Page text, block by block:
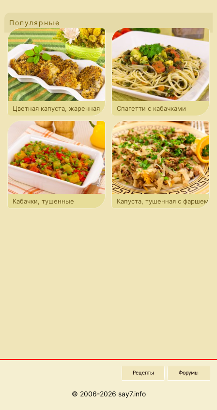
Популярные
Цветная капуста, жаренная
в панировочных сухарях
Спагетти с кабачками
и шпинатом
Кабачки, тушенные
Капуста, тушенная с фаршем
Рецепты Форумы
© 2006-2026 say7.info